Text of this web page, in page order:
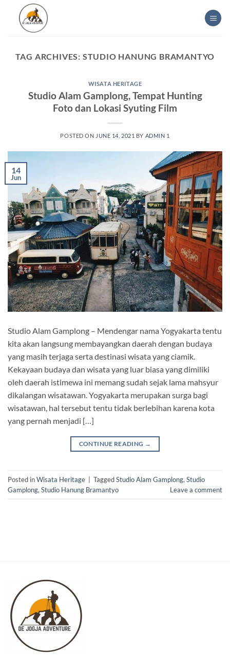
content
TAG ARCHIVES: STUDIO HANUNG BRAMANTYO
WISATA HERITAGE
Studio Alam Gamplong, Tempat Hunting
Foto dan Lokasi Syuting Film
POSTED ON JUNE 14, 2021 BY ADMIN 1
14
Jun
Studio Alam Gamplong – Mendengar nama Yogyakarta tentu
kita akan langsung membayangkan daerah dengan budaya
yang masih terjaga serta destinasi wisata yang ciamik.
Kekayaan budaya dan wisata yang luar biasa yang dimiliki
oleh daerah istimewa ini memang sudah sejak lama mahsyur
dikalangan wisatawan. Yogyakarta merupakan surga bagi
wisatawan, hal tersebut tentu tidak berlebihan karena kota
yang pernah menjadi […]
CONTINUE READING →
Posted inWisata Heritage TaggedStudio Alam Gamplong, Studio
Gamplong, Studio Hanung Bramantyo Leave a comment